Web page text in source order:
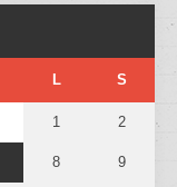
L S
1 2
8 9